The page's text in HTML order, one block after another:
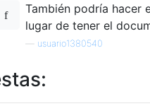
También podría hacer
lugar de tener el
usuario1380540